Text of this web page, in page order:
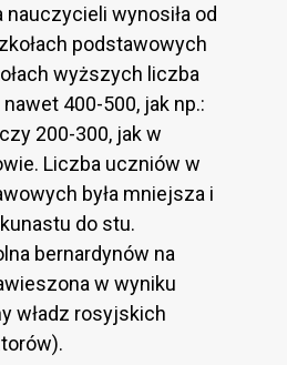
wynosiła od
podstawowych
wyższych liczba
400-500, jak np.:
200-300, jak w
Liczba uczniów w
była mniejsza i
do stu.
bernardynów na
w wyniku
władz rosyjskich